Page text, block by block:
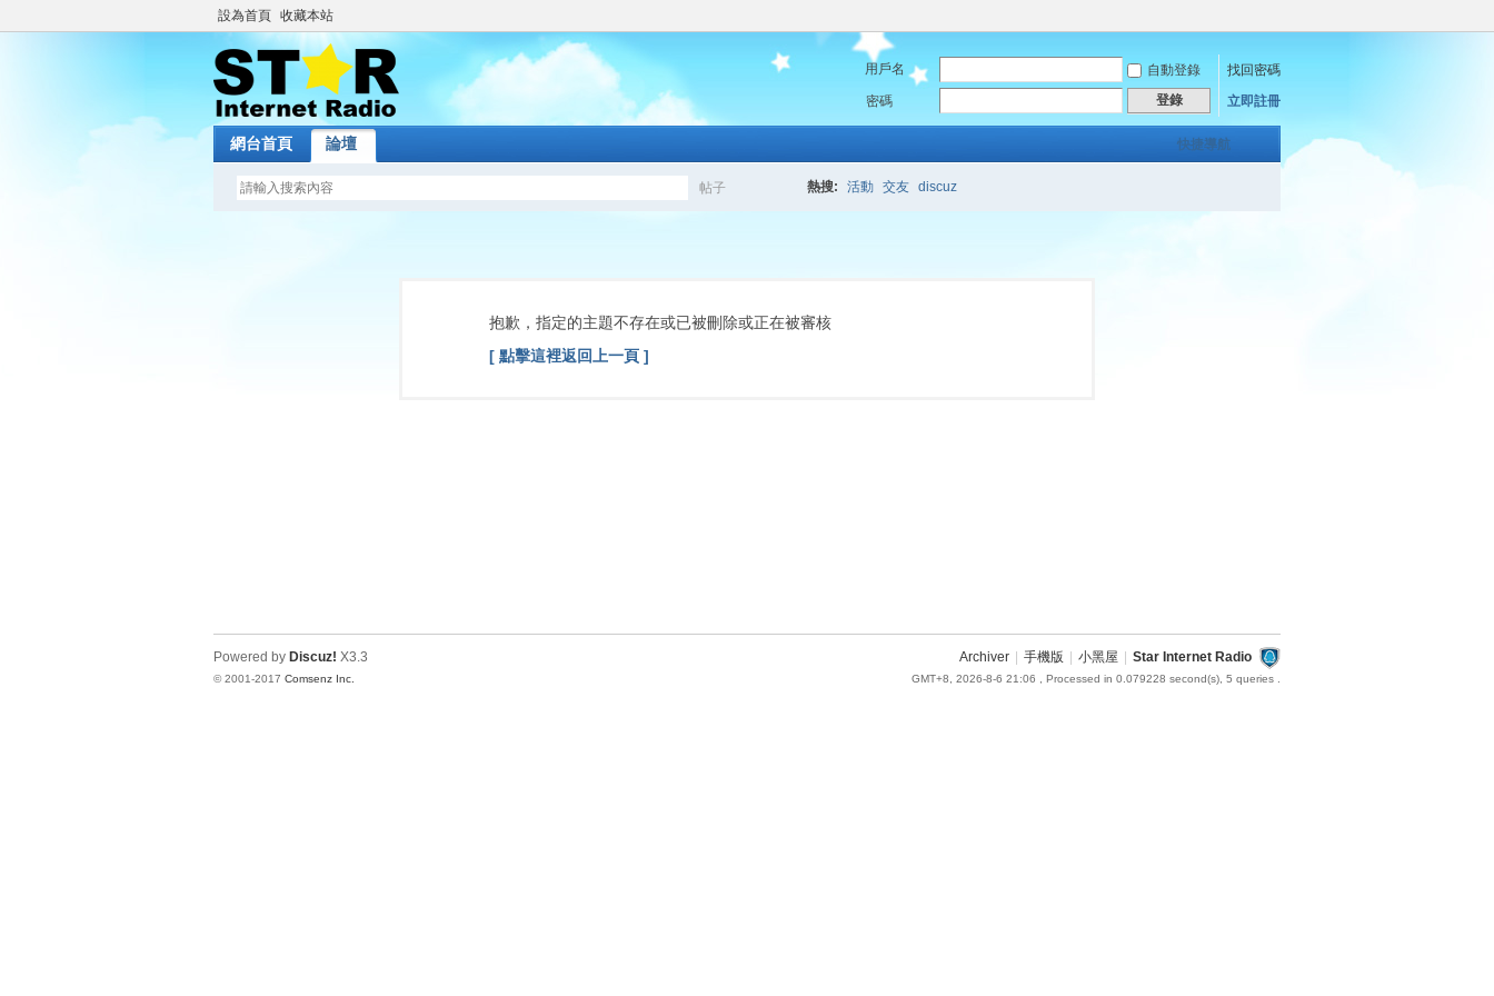
設為首頁 收藏本站
用戶名 自動登錄
找回密碼
密碼
登錄 立即註冊
快捷導航
網台首頁 論壇
帖子
索
熱搜: 活動 交友 discuz
抱歉，指定的主題不存在或已被刪除或正在被審核
[ 點擊這裡返回上一頁 ]
Archiver 手機版 小黑屋 Star Internet Radio
GMT+8, 2026-8-6 21:06 , Processed in 0.079228 second(s), 5 queries .
Powered by Discuz! X3.3
© 2001-2017 Comsenz Inc.